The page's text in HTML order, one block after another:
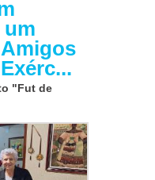
um
"Fut de